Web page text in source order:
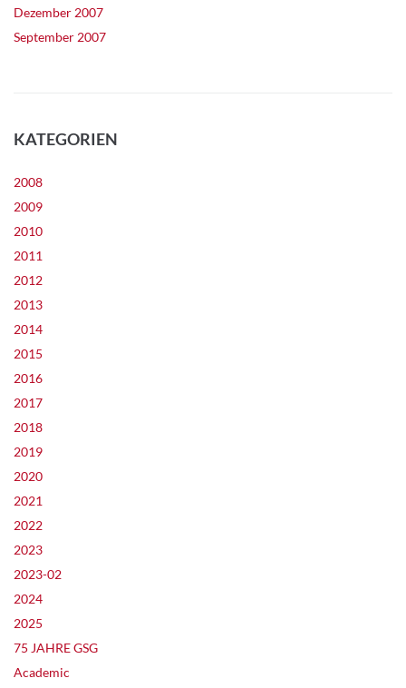
Dezember 2007
September 2007
KATEGORIEN
2008
2009
2010
2011
2012
2013
2014
2015
2016
2017
2018
2019
2020
2021
2022
2023
2023-02
2024
2025
75 JAHRE GSG
Academic